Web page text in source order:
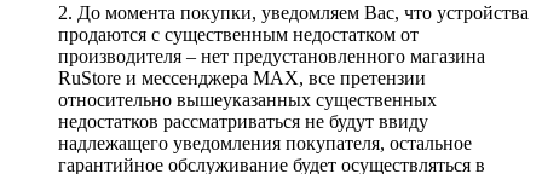
2. До момента покупки, уведомляем Вас, что устройства
продаются с существенным недостатком от
производителя – нет предустановленного магазина
RuStore и мессенджера MAX, все претензии
относительно вышеуказанных существенных
недостатков рассматриваться не будут ввиду
надлежащего уведомления покупателя, остальное
гарантийное обслуживание будет осуществляться в